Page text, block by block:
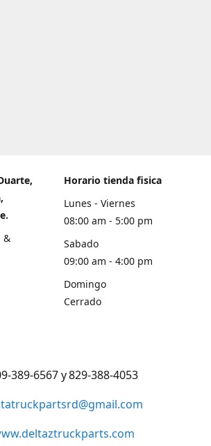
&
Horario tienda fisica
Lunes - Viernes
08:00 am - 5:00 pm
Sabado
09:00 am - 4:00 pm
Domingo
Cerrado
389-6567 y 829-388-4053